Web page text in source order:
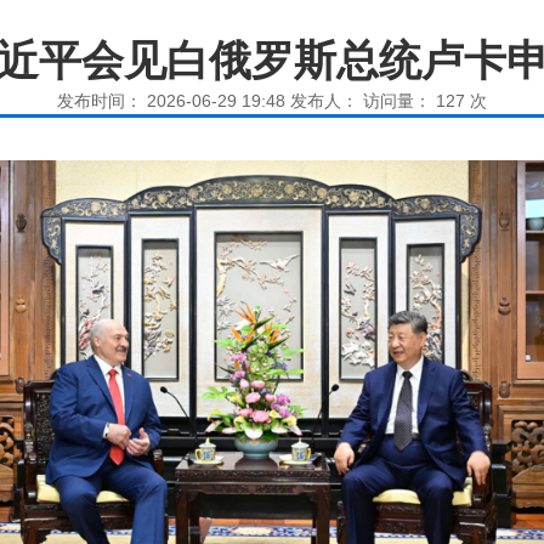
平会见白俄罗斯总统卢卡
发布时间： 2026-06-29 19:48 发布人： 访问量： 127 次